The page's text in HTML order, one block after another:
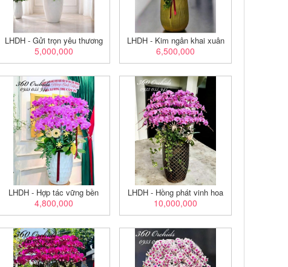
LHDH - Gửi trọn yêu thương
5,000,000
LHDH - Kim ngân khai xuân
6,500,000
LHDH - Hợp tác vững bền
4,800,000
LHDH - Hồng phát vinh hoa
10,000,000